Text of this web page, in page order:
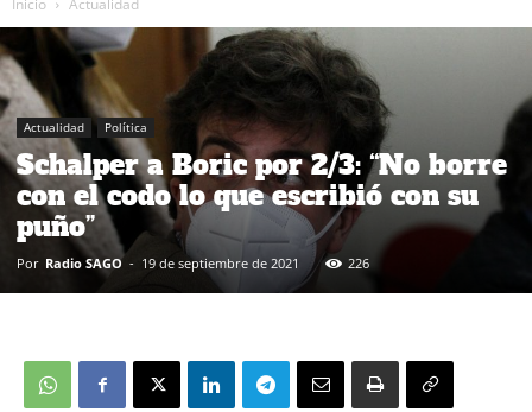
Inicio Actualidad
Actualidad Política
Schalper a Boric por 2/3: “No borre
con el codo lo que escribió con su
puño”
Por Radio SAGO - 19 de septiembre de 2021 226